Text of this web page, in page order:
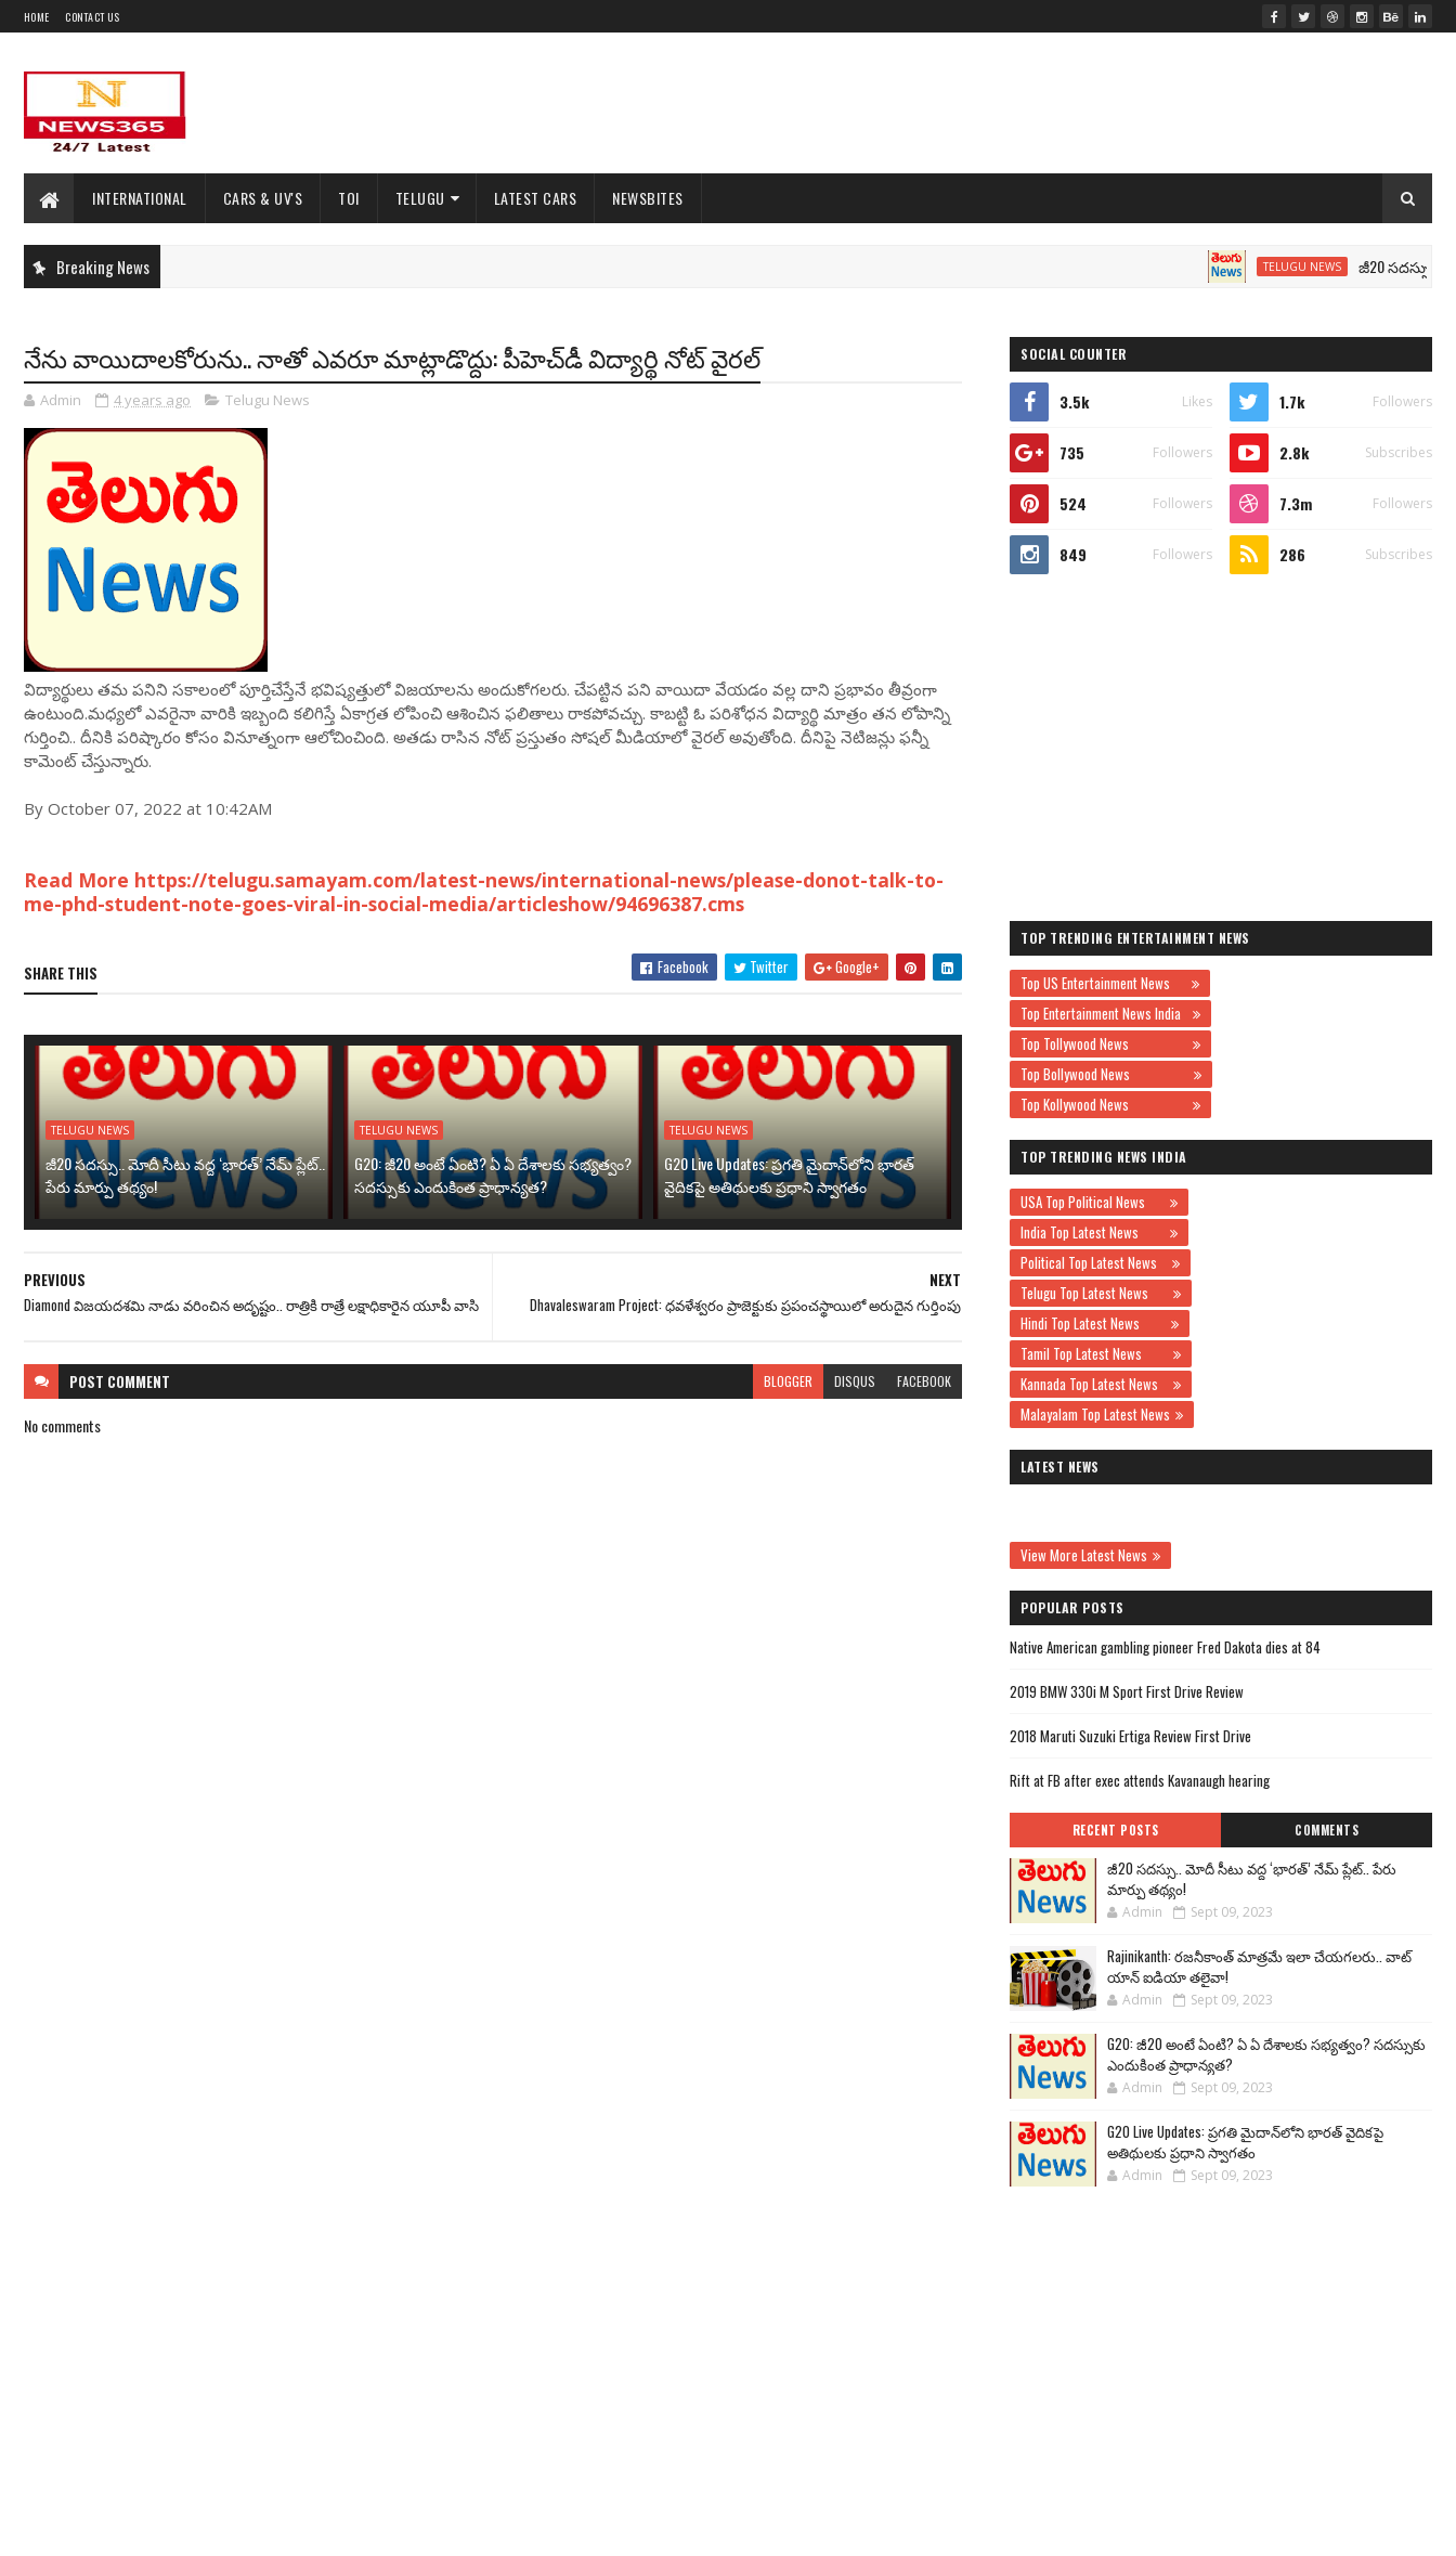
HOME CONTACT US
INTERNATIONAL CARS & UV'S TOI TELUGU LATEST CARS NEWSBITES
Breaking News TELUGU NEWS జీ20 సదస్సు.. మోదీ
నేను వాయిదాలకోరును.. నాతో ఎవరూ మాట్లాడొద్దు: పీహెచ్‌డీ విద్యార్థి నోట్ వైరల్
Admin 4 years ago Telugu News
విద్యార్థులు తమ పనిని సకాలంలో పూర్తిచేస్తేనే భవిష్యత్తులో విజయాలను అందుకోగలరు. చేపట్టిన పని వాయిదా వేయడం వల్ల దాని ప్రభావం తీవ్రంగా
ఉంటుంది.మధ్యలో ఎవరైనా వారికి ఇబ్బంది కలిగిస్తే ఏకాగ్రత లోపించి ఆశించిన ఫలితాలు రాకపోవచ్చు. కాబట్టి ఓ పరిశోధన విద్యార్థి మాత్రం తన లోపాన్ని
గుర్తించి.. దీనికి పరిష్కారం కోసం వినూత్నంగా ఆలోచించింది. అతడు రాసిన నోట్ ప్రస్తుతం సోషల్ మీడియాలో వైరల్ అవుతోంది. దీనిపై నెటిజన్లు ఫన్నీ
కామెంట్ చేస్తున్నారు.
By October 07, 2022 at 10:42AM
Read More https://telugu.samayam.com/latest-news/international-news/please-donot-talk-to-
me-phd-student-note-goes-viral-in-social-media/articleshow/94696387.cms
SHARE THIS Facebook Twitter Google+
TELUGU NEWS
జీ20 సదస్సు.. మోదీ సీటు వద్ద ‘భారత్’ నేమ్ ప్లేట్‌..
పేరు మార్పు తథ్యం!
TELUGU NEWS
G20: జీ20 అంటే ఏంటి? ఏ ఏ దేశాలకు సభ్యత్వం?
సదస్సుకు ఎందుకింత ప్రాధాన్యత?
TELUGU NEWS
G20 Live Updates: ప్రగతి మైదాన్‌లోని భారత్
వైదికపై అతిథులకు ప్రధాని స్వాగతం
NEXT
Dhavaleswaram Project: ధవళేశ్వరం ప్రాజెక్టుకు ప్రపంచస్థాయిలో అరుదైన గుర్తింపు
PREVIOUS
Diamond విజయదశమి నాడు వరించిన అదృష్టం.. రాత్రికి రాత్రే లక్షాధికారైన యూపీ వాసి
POST COMMENT BLOGGER DISQUS FACEBOOK
No comments
SOCIAL COUNTER
3.5k Likes 1.7k Followers
735 Followers 2.8k Subscribes
524 Followers 7.3m Followers
849 Followers 286 Subscribes
TOP TRENDING ENTERTAINMENT NEWS
Top US Entertainment News
Top Entertainment News India
Top Tollywood News
Top Bollywood News
Top Kollywood News
TOP TRENDING NEWS INDIA
USA Top Political News
India Top Latest News
Political Top Latest News
Telugu Top Latest News
Hindi Top Latest News
Tamil Top Latest News
Kannada Top Latest News
Malayalam Top Latest News
LATEST NEWS
View More Latest News
POPULAR POSTS
Native American gambling pioneer Fred Dakota dies at 84
2019 BMW 330i M Sport First Drive Review
2018 Maruti Suzuki Ertiga Review First Drive
Rift at FB after exec attends Kavanaugh hearing
RECENT POSTS COMMENTS
జీ20 సదస్సు.. మోదీ సీటు వద్ద ‘భారత్’ నేమ్ ప్లేట్‌.. పేరు
మార్పు తథ్యం!
Admin Sept 09, 2023
Rajinikanth: రజనీకాంత్ మాత్రమే ఇలా చేయగలరు.. వాట్
యాన్ ఐడియా తలైవా!
Admin Sept 09, 2023
G20: జీ20 అంటే ఏంటి? ఏ ఏ దేశాలకు సభ్యత్వం? సదస్సుకు
ఎందుకింత ప్రాధాన్యత?
Admin Sept 09, 2023
G20 Live Updates: ప్రగతి మైదాన్‌లోని భారత్ వైదికపై
అతిథులకు ప్రధాని స్వాగతం
Admin Sept 09, 2023